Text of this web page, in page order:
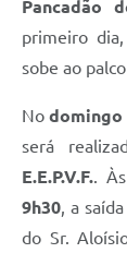
Pancadão
primeiro
sobe ao
Nodomingo
será
E.E.P.V.F..
9h30, a
do Sr.